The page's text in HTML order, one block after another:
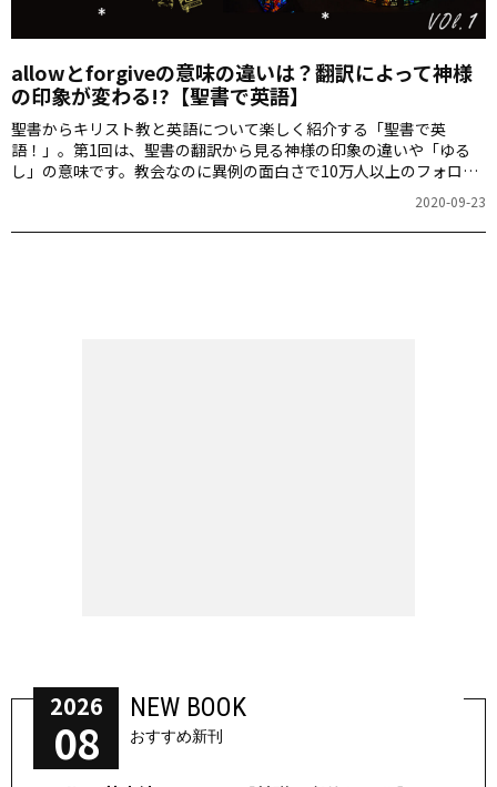
allowとforgiveの意味の違いは？翻訳によって神様
の印象が変わる!?【聖書で英語】
聖書からキリスト教と英語について楽しく紹介する「聖書で英
語！」。第1回は、聖書の翻訳から見る神様の印象の違いや「ゆる
し」の意味です。教会なのに異例の面白さで10万人以上のフォロワ
2020-09-23
2026
08
NEW BOOK
おすすめ新刊